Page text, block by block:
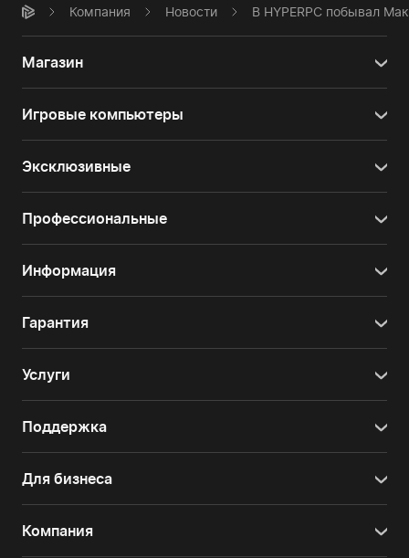
Компания Новости В HYPERPC побывал
Магазин
Игровые компьютеры
Эксклюзивные
Профессиональные
Информация
Гарантия
Услуги
Поддержка
Для бизнеса
Компания